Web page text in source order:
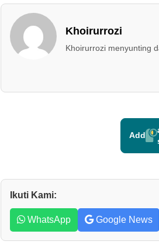
Khoirurrozi
Khoirurrozi menyunting
Add
Ikuti Kami:
WhatsApp Google News